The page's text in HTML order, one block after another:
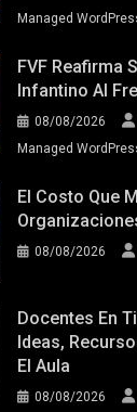
Managed
FVF Reafirma
Infantino Al
08/08/2026
Managed
El Costo Que
08/08/2026
Docentes En
Ideas,
El Aula
08/08/2026